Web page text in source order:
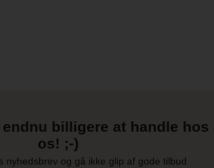
billigere at handle hos
os! ;-)
nyhedsbrev og gå ikke glip af gode tilbud